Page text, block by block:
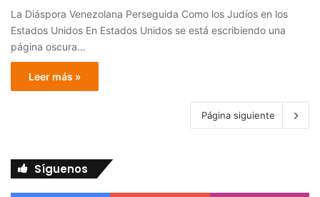
La Diáspora Venezolana Perseguida Como los Judíos en los
Estados Unidos En Estados Unidos se está escribiendo una
página oscura…
Leer más »
Página siguiente
Síguenos